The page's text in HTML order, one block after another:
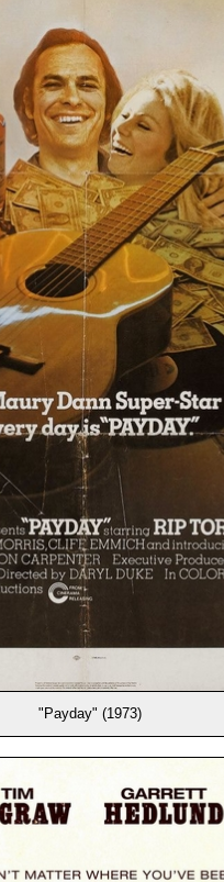
"Payday" (1973)